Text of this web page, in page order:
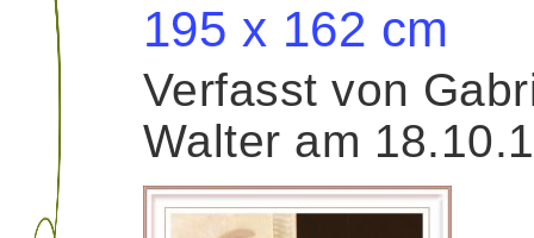
195 x 162 cm
Verfasst von
Walter am